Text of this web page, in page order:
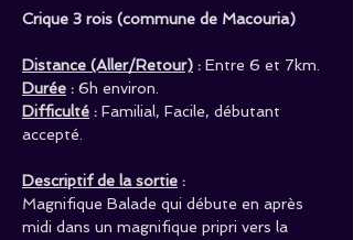
Crique 3 rois (commune de Macouria)
Distance (Aller/Retour) : Entre 6 et 7km.
Durée : 6h environ.
Difficulté : Familial, Facile, débutant
accepté.
Descriptif de la sortie :
Magnifique Balade qui débute en après
midi dans un magnifique pripri vers la